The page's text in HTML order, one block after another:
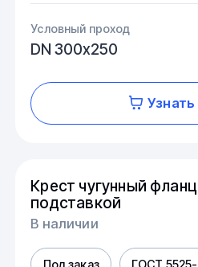
Условный проход
DN 300х250
Крест чугунный
подставкой
В наличии
Под заказ ГОСТ